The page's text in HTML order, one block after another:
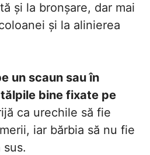
și la bronșare, dar mai
și la alinierea
un scaun sau în
bine fixate pe
ca urechile să fie
iar bărbia să nu fie
sus.